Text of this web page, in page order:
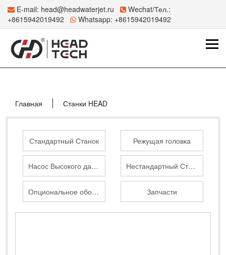
E-mail: head@headwaterjet.ru
Wechat/Тел.:
+8615942019492
Whatsapp: +8615942019492
Главная Станки HEAD
Стандартный Станок Режущая головка
Насос Высокого давления Нестандартный Станок
Опциональное оборудование Запчасти